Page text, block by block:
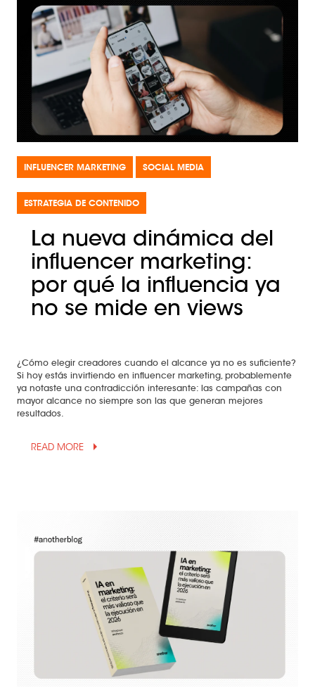
INFLUENCER MARKETING SOCIAL MEDIA
ESTRATEGIA DE CONTENIDO
La nueva dinámica del
influencer marketing:
por qué la influencia ya
no se mide en views
¿Cómo elegir creadores cuando el alcance ya no es suficiente?
Si hoy estás invirtiendo en influencer marketing, probablemente
ya notaste una contradicción interesante: las campañas con
mayor alcance no siempre son las que generan mejores
resultados.
READ MORE arrow_drop_up